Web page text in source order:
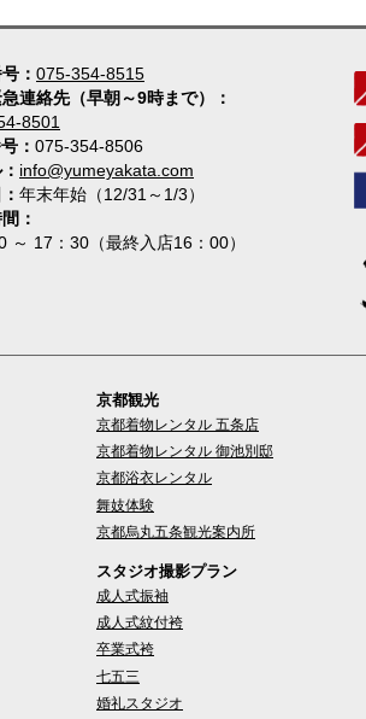
075-354-8515
連絡先（早朝～9時まで）
8501
075-354-8506
info@yumeyakata.com
年末年始（12/31～1/3）
～ 17：30（最終入店16：00）
京都観光
京都着物レンタル 五条店
京都着物レンタル 御池別邸
京都浴衣レンタル
舞妓体験
京都烏丸五条観光案内所
スタジオ撮影プラン
成人式振袖
成人式紋付袴
卒業式袴
七五三
婚礼スタジオ